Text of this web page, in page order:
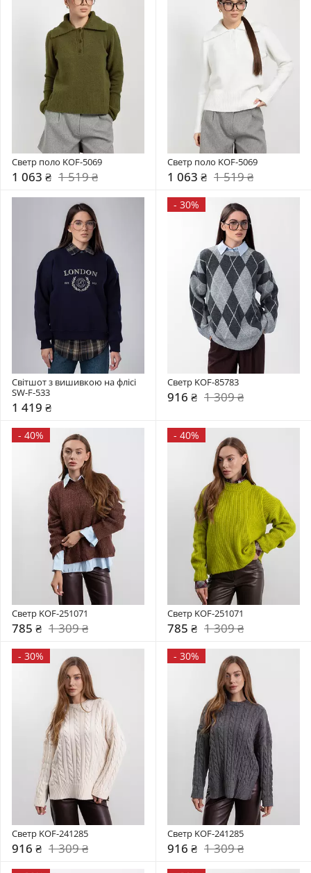
Светр поло KOF-5069
1 063 ₴ 1 519 ₴
Светр поло KOF-5069
1 063 ₴ 1 519 ₴
Світшот з вишивкою на флісі
SW-F-533
1 419 ₴
- 30%
Светр KOF-85783
916 ₴ 1 309 ₴
- 40%
Светр KOF-251071
785 ₴ 1 309 ₴
- 40%
Светр KOF-251071
785 ₴ 1 309 ₴
- 30%
Светр KOF-241285
916 ₴ 1 309 ₴
- 30%
Светр KOF-241285
916 ₴ 1 309 ₴